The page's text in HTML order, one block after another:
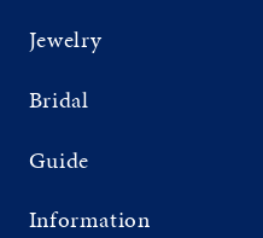
Jewelry
Bridal
Guide
Information